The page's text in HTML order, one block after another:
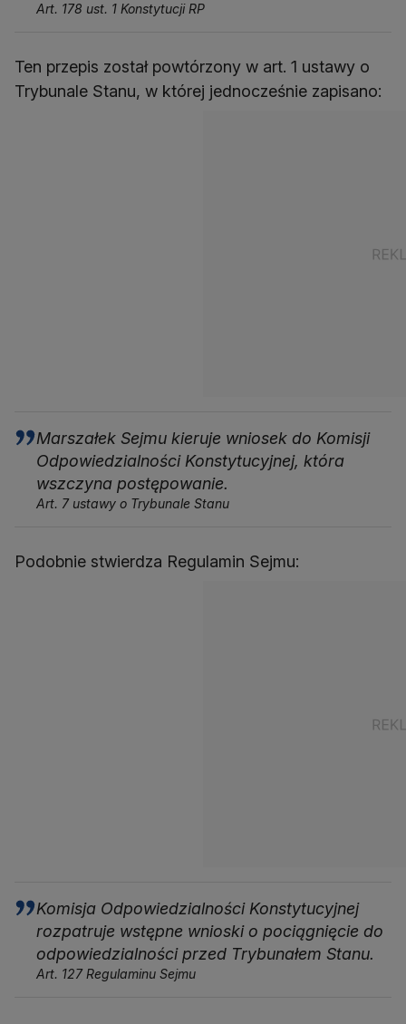
Art. 178 ust. 1 Konstytucji RP
Ten przepis został powtórzony w art. 1 ustawy o
Trybunale Stanu, w której jednocześnie zapisano:
Marszałek Sejmu kieruje wniosek do Komisji
Odpowiedzialności Konstytucyjnej, która
wszczyna postępowanie.
Art. 7 ustawy o Trybunale Stanu
Podobnie stwierdza Regulamin Sejmu:
Komisja Odpowiedzialności Konstytucyjnej
rozpatruje wstępne wnioski o pociągnięcie do
odpowiedzialności przed Trybunałem Stanu.
Art. 127 Regulaminu Sejmu